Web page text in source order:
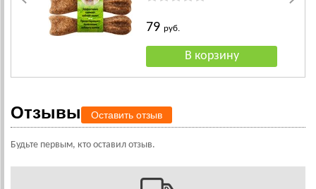
79руб.
Отзывы Оставить отзыв
Будьте первым, кто оставил отзыв.